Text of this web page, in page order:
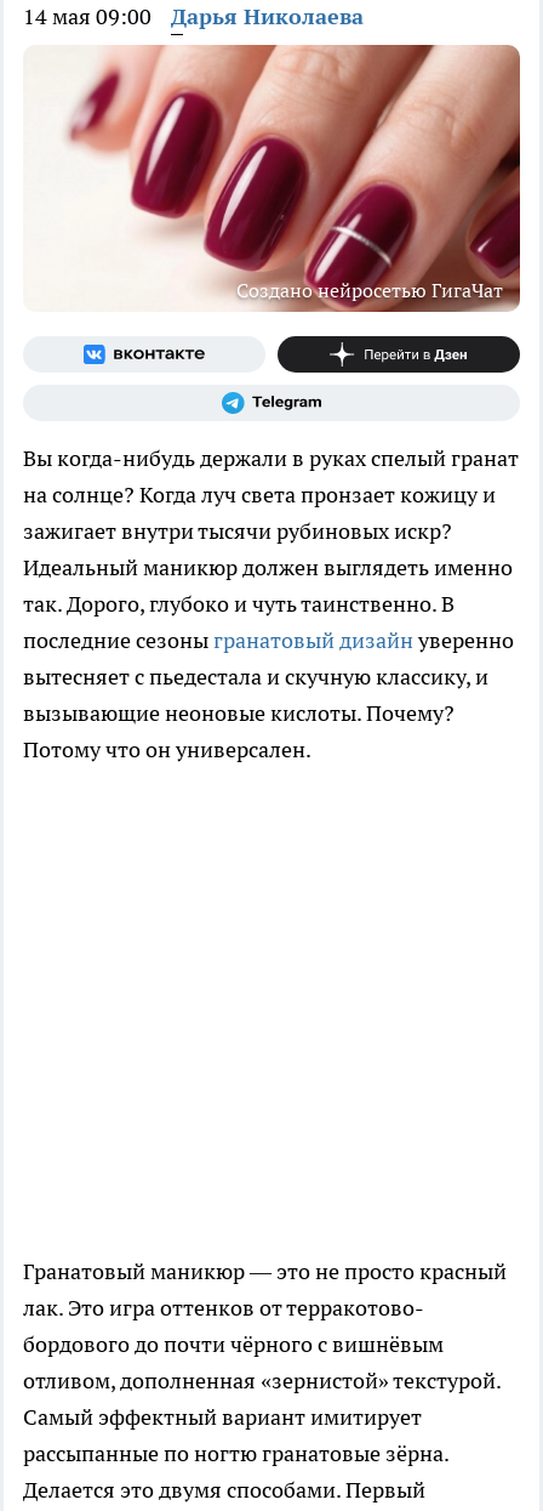
14 мая 09:00 Дарья Николаева
Создано нейросетью ГигаЧат
Вы когда-нибудь держали в руках спелый гранат
на солнце? Когда луч света пронзает кожицу и
зажигает внутри тысячи рубиновых искр?
Идеальный маникюр должен выглядеть именно
так. Дорого, глубоко и чуть таинственно. В
последние сезоныгранатовый дизайнуверенно
вытесняет с пьедестала и скучную классику, и
вызывающие неоновые кислоты. Почему?
Потому что он универсален.
Гранатовый маникюр — это не просто красный
лак. Это игра оттенков от терракотово-
бордового до почти чёрного с вишнёвым
отливом, дополненная «зернистой» текстурой.
Самый эффектный вариант имитирует
рассыпанные по ногтю гранатовые зёрна.
Делается это двумя способами. Первый